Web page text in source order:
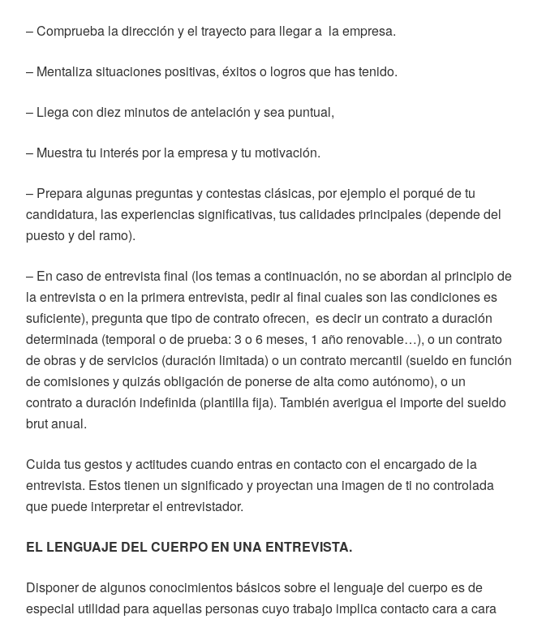
– Comprueba la dirección y el trayecto para llegar a la empresa.
– Mentaliza situaciones positivas, éxitos o logros que has tenido.
– Llega con diez minutos de antelación y sea puntual,
– Muestra tu interés por la empresa y tu motivación.
– Prepara algunas preguntas y contestas clásicas, por ejemplo el porqué de tu
candidatura, las experiencias significativas, tus calidades principales (depende del
puesto y del ramo).
– En caso de entrevista final (los temas a continuación, no se abordan al principio de
la entrevista o en la primera entrevista, pedir al final cuales son las condiciones es
suficiente), pregunta que tipo de contrato ofrecen, es decir un contrato a duración
determinada (temporal o de prueba: 3 o 6 meses, 1 año renovable…), o un contrato
de obras y de servicios (duración limitada) o un contrato mercantil (sueldo en función
de comisiones y quizás obligación de ponerse de alta como autónomo), o un
contrato a duración indefinida (plantilla fija). También averigua el importe del sueldo
brut anual.
Cuida tus gestos y actitudes cuando entras en contacto con el encargado de la
entrevista. Estos tienen un significado y proyectan una imagen de ti no controlada
que puede interpretar el entrevistador.
EL LENGUAJE DEL CUERPO EN UNA ENTREVISTA.
Disponer de algunos conocimientos básicos sobre el lenguaje del cuerpo es de
especial utilidad para aquellas personas cuyo trabajo implica contacto cara a cara